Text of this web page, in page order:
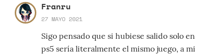
Franru
27 MAYO 2021
Sigo pensado que si hubiese salido solo en
ps5 sería literalmente el mismo juego, a mi